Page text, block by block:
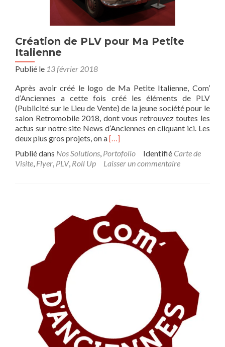
Création de PLV pour Ma Petite
Italienne
Publié le 13 février 2018
Après avoir créé le logo de Ma Petite Italienne, Com’
d’Anciennes a cette fois créé les éléments de PLV
(Publicité sur le Lieu de Vente) de la jeune société pour le
salon Retromobile 2018, dont vous retrouvez toutes les
actus sur notre site News d’Anciennes en cliquant ici. Les
deux plus gros projets, on aEn
plus
surCréation
Ma
Italienne
[…]
Publié dans Nos Solutions, Portofolio Identifié Carte de
Visite, Flyer, PLV, Roll Up Laisser un commentaire